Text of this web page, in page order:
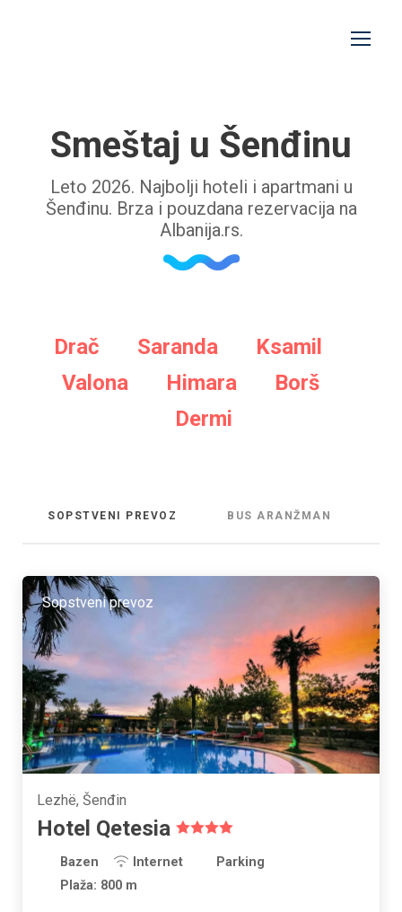
Smeštaj u Šenđinu
Leto 2026. Najbolji hoteli i apartmani u
Šenđinu. Brza i pouzdana rezervacija na
Albanija.rs.
Drač Saranda
Ksamil
Valona
Himara
Borš
Dermi
SOPSTVENI PREVOZ BUS ARANŽMAN
Sopstveni prevoz
Lezhë, Šenđin
Hotel Qetesia
Bazen Internet
Parking
Plaža: 800 m